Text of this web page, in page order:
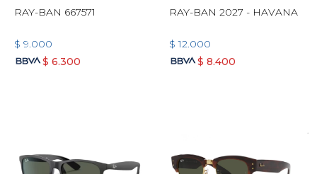
RAY-BAN 667571
$ 9.000
$ 6.300
RAY-BAN 2027 - HAVANA
$ 12.000
$ 8.400